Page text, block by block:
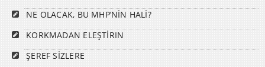
NE OLACAK, BU MHP’NİN HALİ?
KORKMADAN ELEŞTİRIN
ŞEREF SİZLERE